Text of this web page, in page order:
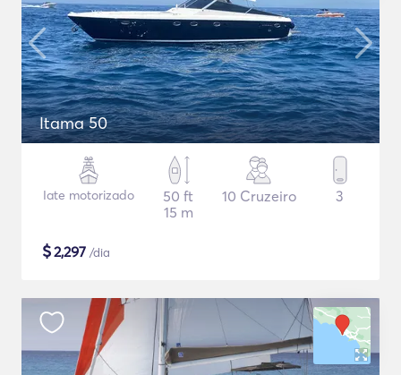
Itama 50
Iate motorizado
50 ft
15 m
10 Cruzeiro 3
$2,297 /dia